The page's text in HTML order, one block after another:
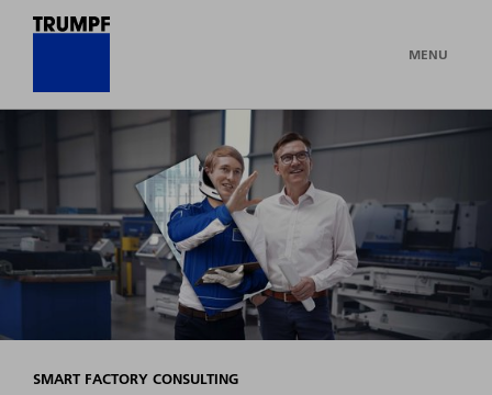
MENU
SMART FACTORY CONSULTING